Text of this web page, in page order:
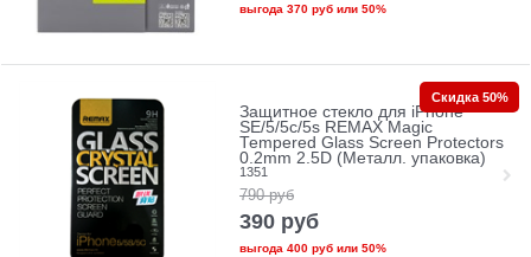
выгода 370 рубили 50%
Защитное стекло для iPhone
SE/5/5c/5s REMAX Magic
Tempered Glass Screen Protectors
0.2mm 2.5D (Металл. упаковка)
1351
790 руб
390 руб
выгода 400 рубили 50%
Скидка 50%